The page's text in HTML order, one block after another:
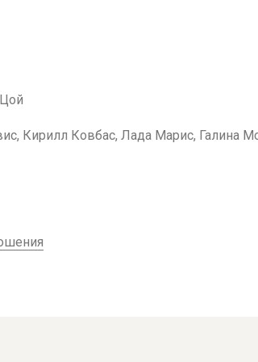
Кирилл Ковбас, Лада Марис, Галина